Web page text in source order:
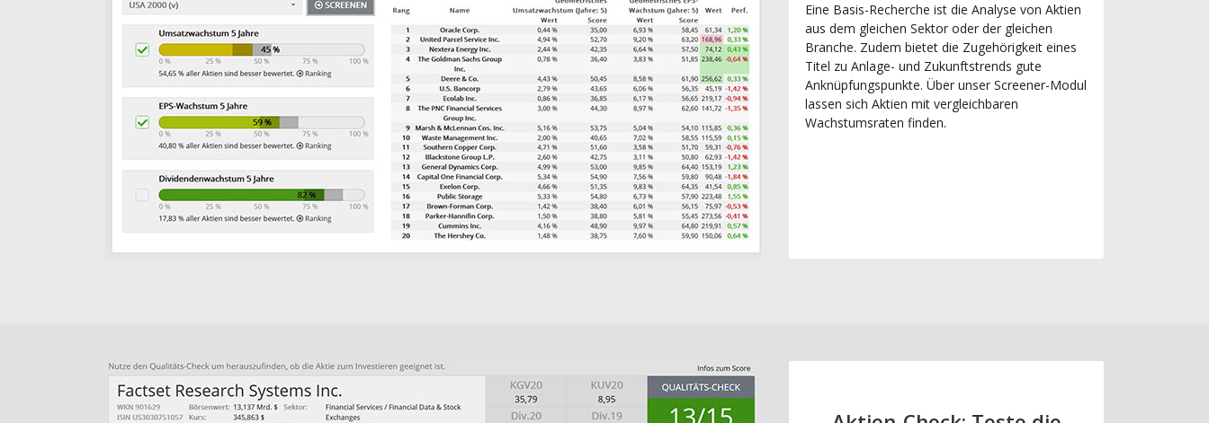
Eine Basis-Recherche ist die Analyse von Aktien
aus dem gleichen Sektor oder der gleichen
Branche. Zudem bietet die Zugehörigkeit eines
Titel zu Anlage- und Zukunftstrends gute
Anknüpfungspunkte. Über unser Screener-Modul
lassen sich Aktien mit vergleichbaren
Wachstumsraten finden.